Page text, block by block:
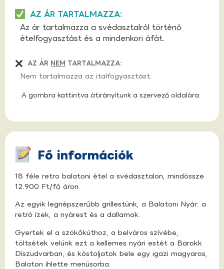
AZ ÁR TARTALMAZZA:
Az ár tartalmazza a svédasztalról történő
ételfogyasztást és a mindenkori áfát.
AZ ÁR NEM TARTALMAZZA:
Nem tartalmazza az italfogyasztást.
A gombra kattintva átirányítunk a szervező oldalára.
Fő információk
18 féle retro balatoni étel a svédasztalon, mindössze
12.900 Ft/fő áron.
Az egyik legnépszerűbb grillestünk, a Balatoni Nyár: a
retró ízek, a nyárest és a dallamok.
Gyertek el a szökőkúthoz, a belváros szívébe,
töltsétek velünk ezt a kellemes nyári estét a Barokk
Díszudvarban, és kóstoljatok bele egy igazi magyaros,
Balaton ihlette menüsorba.